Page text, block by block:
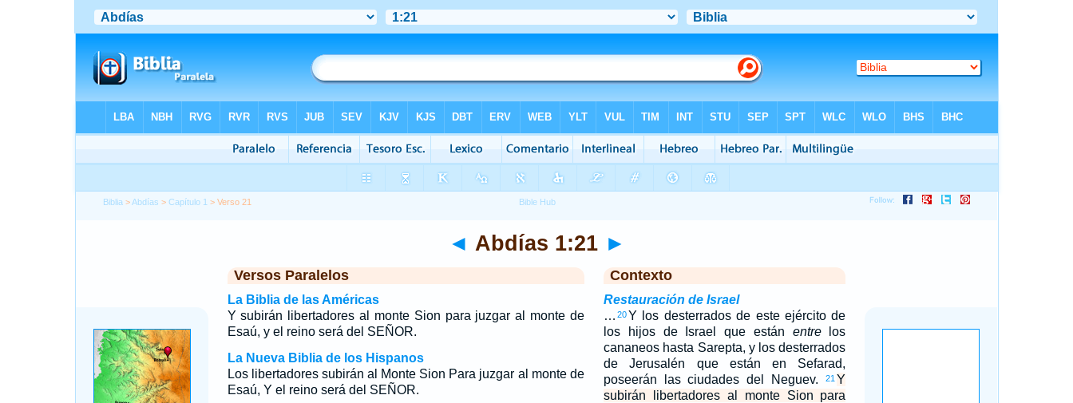
Biblia >Abdías >Capítulo 1 > Verso 21
◄ Abdías 1:21 ►
Versos Paralelos
La Biblia de las Américas
Y subirán libertadores al monte Sion para juzgar al monte de
Esaú, y el reino será del SEÑOR.
La Nueva Biblia de los Hispanos
Los libertadores subirán al Monte Sion Para juzgar al monte de
Esaú, Y el reino será del SEÑOR.
Contexto
Restauración de Israel
… 20Y los desterrados de este ejército de
los hijos de Israel que están entrelos
cananeos hasta Sarepta, y los desterrados
de Jerusalén que están en Sefarad,
poseerán las ciudades del Neguev.
21 Y
subirán libertadores al monte Sion para